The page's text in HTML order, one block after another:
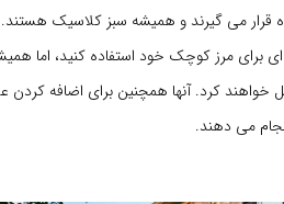
قرار می گیرند و همیشه سبز کلاسیک
برای مرز کوچک خود استفاده کنید، اما
خواهند کرد. آنها همچنین برای اضافه کردن
می دهند.